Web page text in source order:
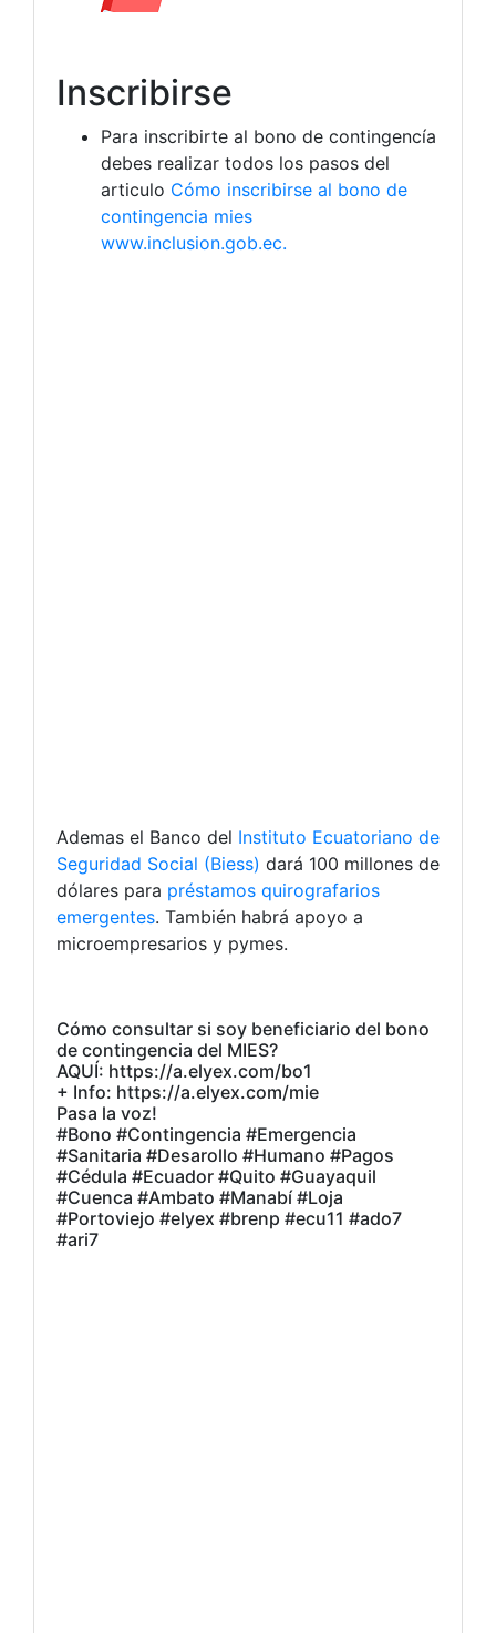
Inscribirse
Para inscribirte al bono de contingencía
debes realizar todos los pasos del
articulo Cómo inscribirse al bono de
contingencia mies
www.inclusion.gob.ec.
Ademas el Banco del Instituto Ecuatoriano de
Seguridad Social (Biess) dará 100 millones de
dólares para préstamos quirografarios
emergentes. También habrá apoyo a
microempresarios y pymes.
Cómo consultar si soy beneficiario del bono
de contingencia del MIES?
AQUÍ: https://a.elyex.com/bo1
+ Info: https://a.elyex.com/mie
Pasa la voz!
#Bono #Contingencia #Emergencia
#Sanitaria #Desarollo #Humano #Pagos
#Cédula #Ecuador #Quito #Guayaquil
#Cuenca #Ambato #Manabí #Loja
#Portoviejo #elyex #brenp #ecu11 #ado7
#ari7